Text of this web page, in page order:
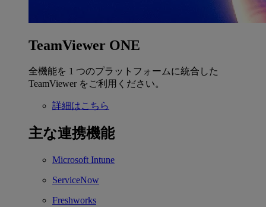
TeamViewer ONE
全機能を 1 つのプラットフォームに統合した
TeamViewer をご利用ください。
詳細はこちら
主な連携機能
Microsoft Intune
ServiceNow
Freshworks